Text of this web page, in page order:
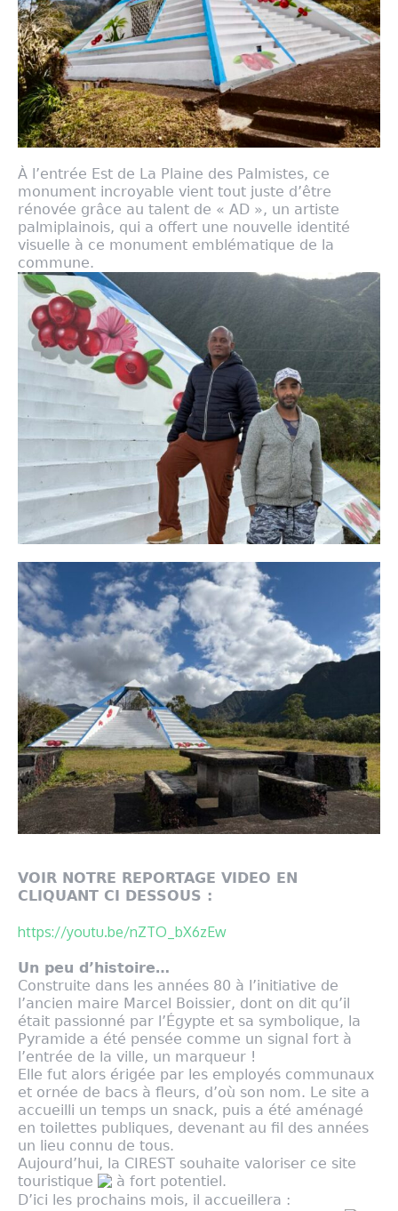
À l’entrée Est de La Plaine des Palmistes, ce
monument incroyable vient tout juste d’être
rénovée grâce au talent de « AD », un artiste
palmiplainois, qui a offert une nouvelle identité
visuelle à ce monument emblématique de la
commune.
VOIR NOTRE REPORTAGE VIDEO EN
CLIQUANT CI DESSOUS :
https://youtu.be/nZTO_bX6zEw
Un peu d’histoire…
Construite dans les années 80 à l’initiative de
l’ancien maire Marcel Boissier, dont on dit qu’il
était passionné par l’Égypte et sa symbolique, la
Pyramide a été pensée comme un signal fort à
l’entrée de la ville, un marqueur !
Elle fut alors érigée par les employés communaux
et ornée de bacs à fleurs, d’où son nom. Le site a
accueilli un temps un snack, puis a été aménagé
en toilettes publiques, devenant au fil des années
un lieu connu de tous.
Aujourd’hui, la CIREST souhaite valoriser ce site
touristique
à fort potentiel.
D’ici les prochains mois, il accueillera :